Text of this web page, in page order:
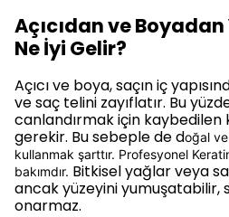
Açıcıdan ve
Ne İyi Gelir?
Açıcı ve boya, saçın iç
ve saç telini zayıflatır. Bu
canlandırmak için
gerekir. Bu sebeple de doğal ve
kullanmak şarttır. Profesyonel
bakımdır. Bitkisel yağlar veya
ancak yüzeyini yumuşatabilir,
onarmaz.